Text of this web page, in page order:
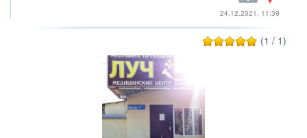
24.12.2021, 11:39
(1 / 1)